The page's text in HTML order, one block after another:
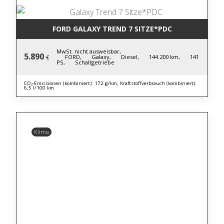
FORD GALAXY TREND 7 SITZE*PDC
5.890 €
MwSt. nicht ausweisbar,
FORD, Galaxy, Diesel, 144.200 km, 141
PS, Schaltgetriebe
CO₂-Emissionen (kombiniert): 172 g/km, Kraftstoffverbrauch (kombiniert):
6,5 l/100 km
Klima